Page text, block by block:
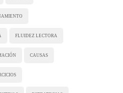
FLUIDEZ LECTORA
CAUSAS